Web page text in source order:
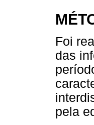
Foi
das
pela